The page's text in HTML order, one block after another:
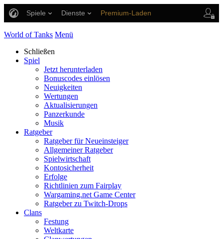
Spiele Dienste Premium-Laden
World of Tanks Menü
Schließen
Spiel
Jetzt herunterladen
Bonuscodes einlösen
Neuigkeiten
Wertungen
Aktualisierungen
Panzerkunde
Musik
Ratgeber
Ratgeber für Neueinsteiger
Allgemeiner Ratgeber
Spielwirtschaft
Kontosicherheit
Erfolge
Richtlinien zum Fairplay
Wargaming.net Game Center
Ratgeber zu Twitch-Drops
Clans
Festung
Weltkarte